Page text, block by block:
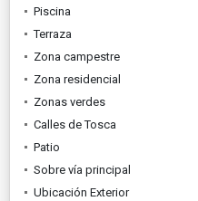
Piscina
Terraza
Zona campestre
Zona residencial
Zonas verdes
Calles de Tosca
Patio
Sobre vía principal
Ubicación Exterior